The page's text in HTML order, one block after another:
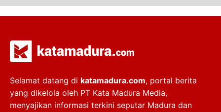
Selamat datang di katamadura.com, portal berita
yang dikelola oleh PT Kata Madura Media,
menyajikan informasi terkini seputar Madura dan